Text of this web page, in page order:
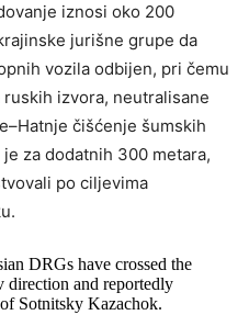
iznosi oko 200
jurišne grupe da
vozila odbijen, pri čemu
izvora, neutralisane
čišćenje šumskih
za dodatnih 300 metara,
po ciljevima
DRGs have crossed the
and reportedly
Sotnitsky Kazachok.